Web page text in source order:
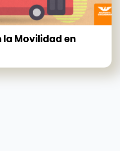
la Movilidad en